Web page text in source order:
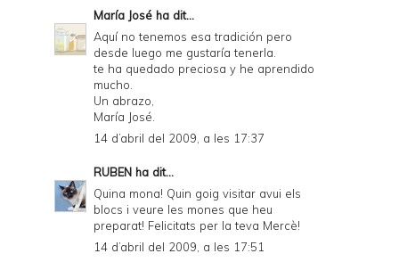
María José ha dit...
Aquí no tenemos esa tradición pero
desde luego me gustaría tenerla.
te ha quedado preciosa y he aprendido
mucho.
Un abrazo,
María José.
14 d’abril del 2009, a les 17:37
RUBEN ha dit...
Quina mona! Quin goig visitar avui els
blocs i veure les mones que heu
preparat! Felicitats per la teva Mercè!
14 d’abril del 2009, a les 17:51